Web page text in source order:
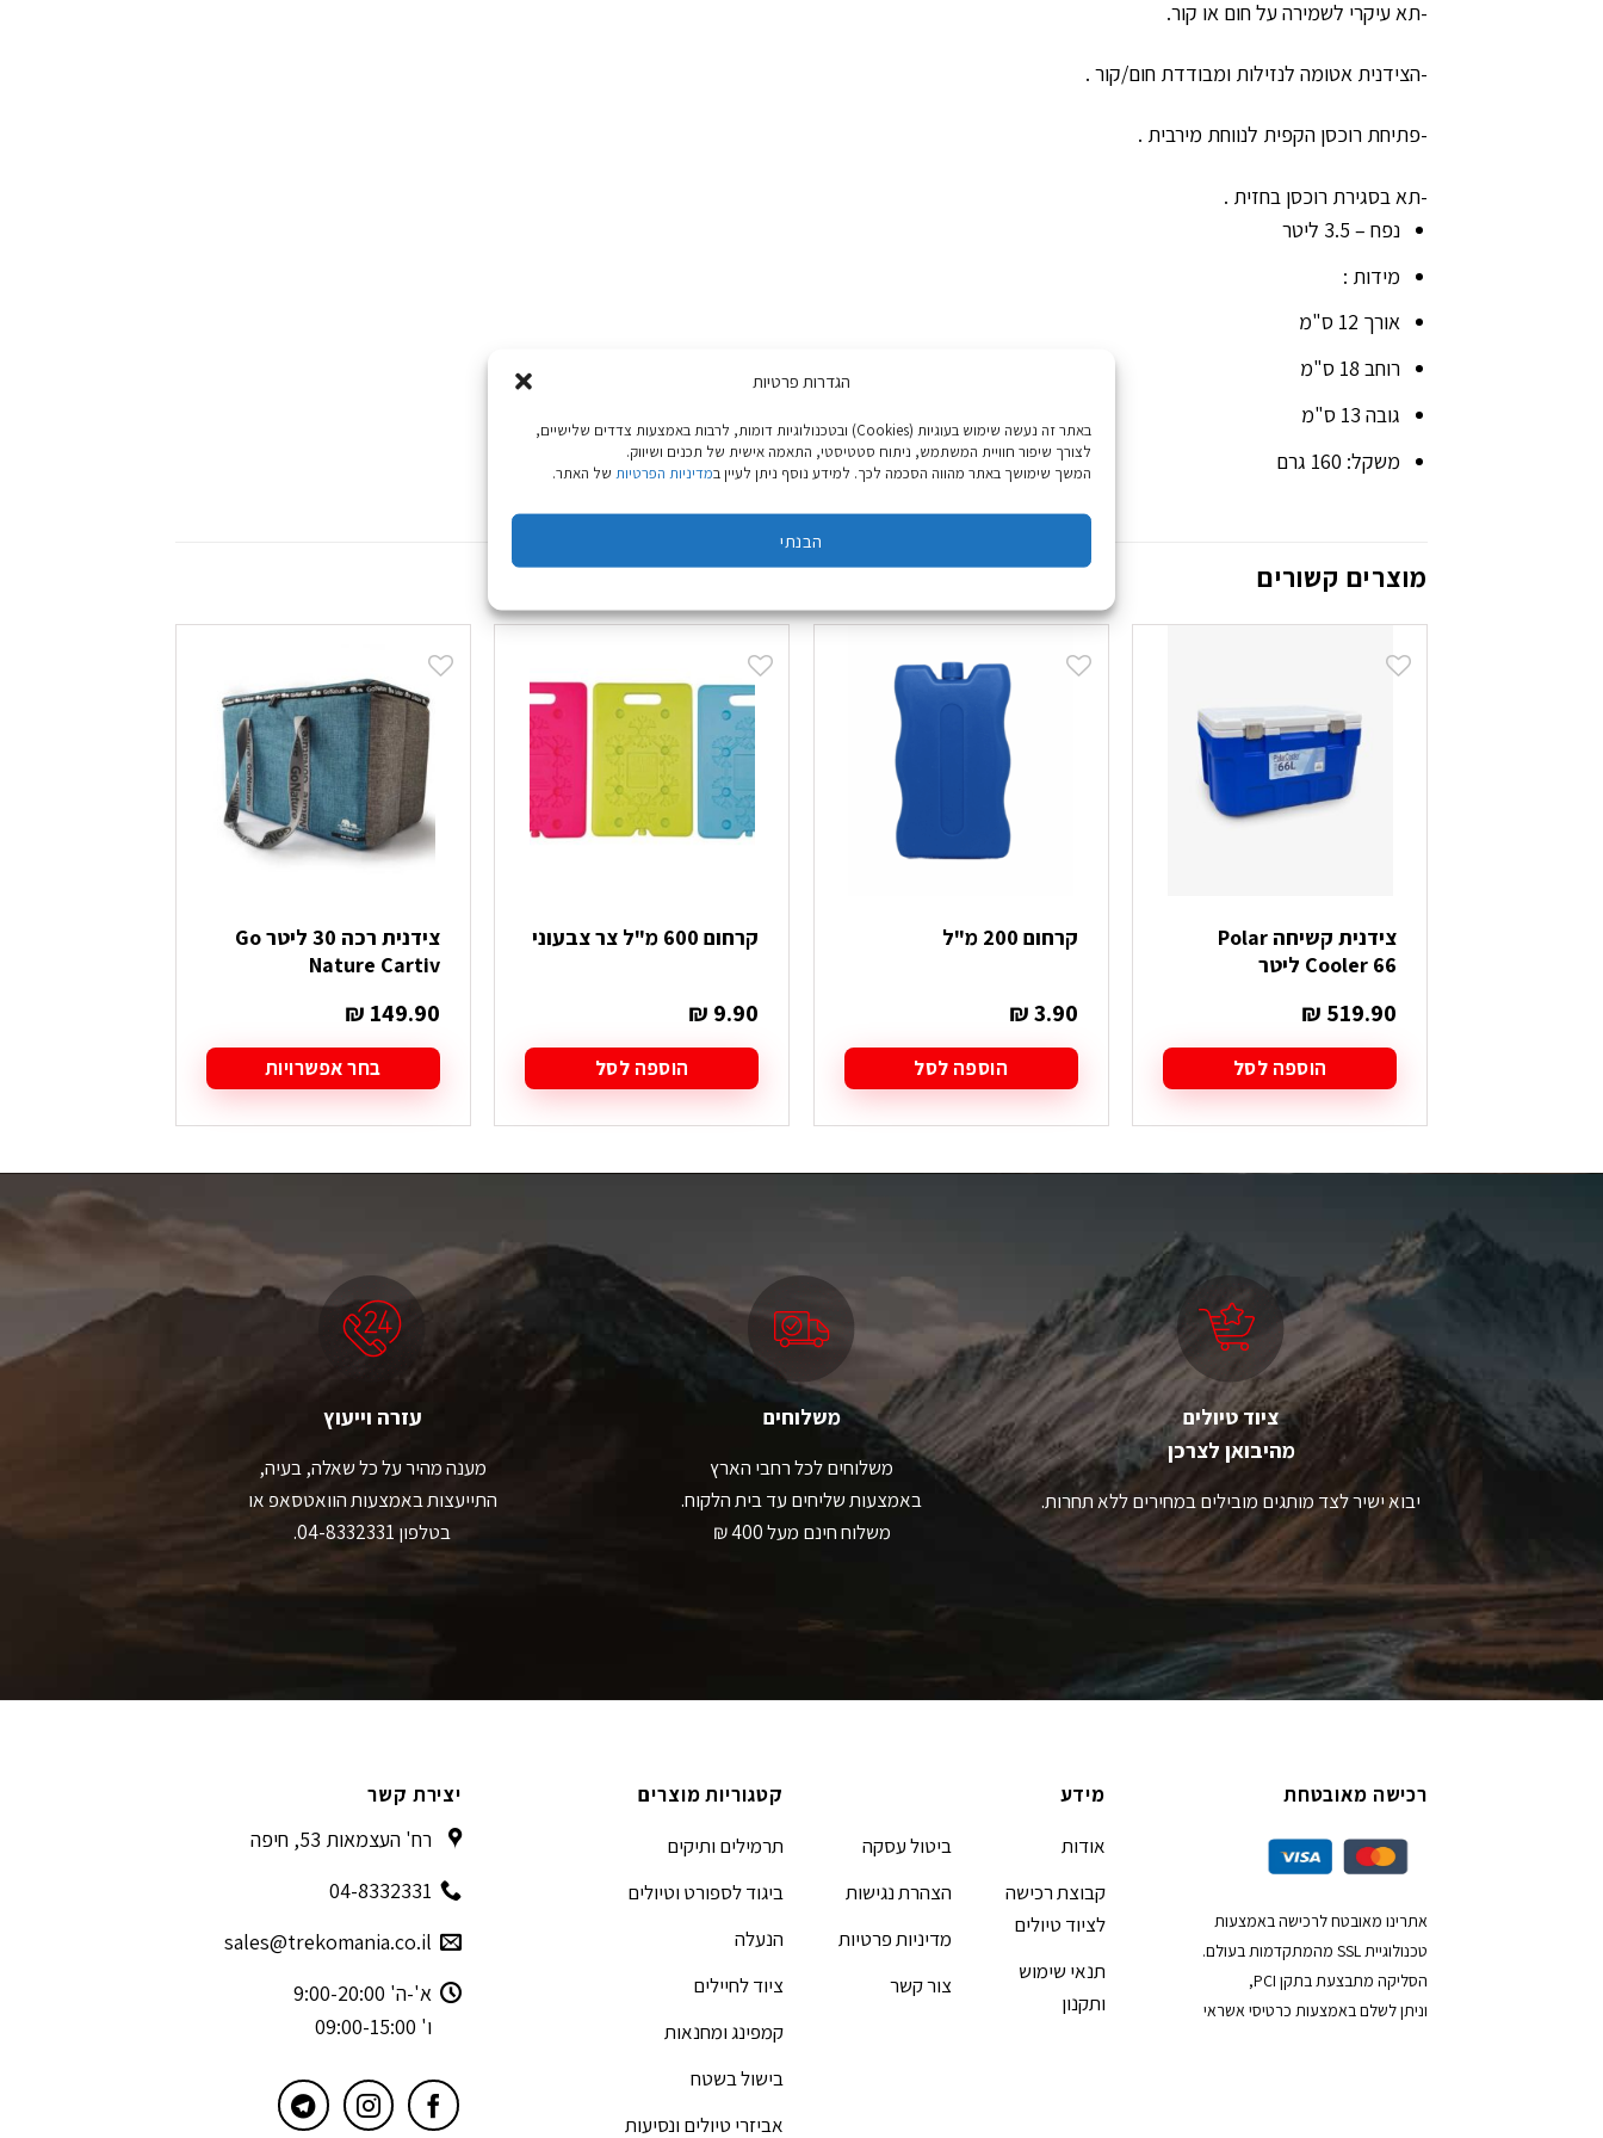
הגדרות פרטיות
באתר זה נעשה שימוש בעוגיות (Cookies) ובטכנולוגיות דומות, לרבות באמצעות צדדים שלישיים,
לצורך שיפור חוויית המשתמש, ניתוח סטטיסטי, התאמה אישית של תכנים ושיווק.
המשך שימושך באתר מהווה הסכמה לכך. למידע נוסף ניתן לעיין במדיניות הפרטיות של האתר.
הבנתי
-תא עיקרי לשמירה על חום או קור.
-הצידנית אטומה לנזילות ומבודדת חום/קור .
-פתיחת רוכסן הקפית לנווחת מירבית .
-תא בסגירת רוכסן בחזית .
נפח – 3.5 ליטר
מידות :
אורך 12 ס"מ
רוחב 18 ס"מ
גובה 13 ס"מ
משקל: 160 גרם
מוצרים קשורים
צידנית קשיחה Polar
Cooler 66 ליטר
₪ 519.90
הוספה לסל
קרחום 200 מ"ל
₪3.90
הוספה לסל
קרחום 600 מ"ל צר צבעוני
₪ 9.90
הוספה לסל
צידנית רכה 30 ליטר Go
Nature Cartiv
₪ 149.90
בחר אפשרויות
למוצר
זה
ניתן
לבחור
את
האפשרויות
בעמוד
המוצר
מספר
את
האפשרויות
ציוד טיולים
מהיבואן לצרכן
יבוא ישיר לצד מותגים מובילים במחירים ללא תחרות.
משלוחים
משלוחים לכל רחבי הארץ
באמצעות שליחים עד בית הלקוח.
משלוח חינם מעל 400 ₪
עזרה וייעוץ
מענה מהיר על כל שאלה, בעיה,
התייעצות באמצעות הוואטסאפ או
בטלפון 04-8332331.
רכישה מאובטחת
אתרינו מאובטח לרכישה באמצעות
טכנולוגיית SSL מהמתקדמות בעולם.
הסליקה מתבצעת בתקן PCI,
וניתן לשלם באמצעות כרטיסי אשראי
מידע
אודות
קבוצת רכישה
לציוד טיולים
תנאי שימוש
ותקנון
ביטול עסקה
הצהרת נגישות
מדיניות פרטיות
צור קשר
קטגוריות מוצרים
תרמילים ותיקים
ביגוד לספורט וטיולים
הנעלה
ציוד לחיילים
קמפינג ומחנאות
בישול בשטח
אביזרי טיולים ונסיעות
יצירת קשר
רח' העצמאות 53, חיפה
04-8332331
sales@trekomania.co.il
א'-ה' 9:00-20:00
ו' 09:00-15:00